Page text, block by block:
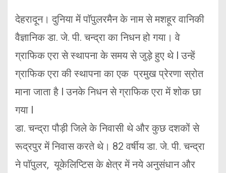
देहरादून। दुनिया में पाॅपुलरमैन के नाम से मशहूर वानिकी
वैज्ञानिक डा. जे. पी. चन्द्रा का निधन हो गया। वे
ग्राफिक एरा से स्थापना के समय से जुड़े हुए थे l उन्हें
ग्राफिक एरा की स्थापना का एक प्रमुख प्रेरणा स्रोत
माना जाता है l उनके निधन से ग्राफिक एरा में शोक छा
गया l
डा. चन्द्रा पौड़ी जिले के निवासी थे और कुछ दशकों से
रूद्रपुर में निवास करते थे। 82 वर्षीय डा. जे. पी. चन्द्रा
ने पाॅपुलर, यूकेलिप्टिस के क्षेत्र में नये अनुसंधान और